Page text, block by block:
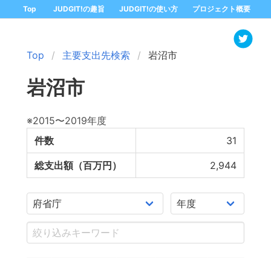
Top JUDGIT!の趣旨 JUDGIT!の使い方 プロジェクト概要
Top 主要支出先検索 岩沼市
岩沼市
※2015〜2019年度
件数
31
総支出額（百万円） 2,944